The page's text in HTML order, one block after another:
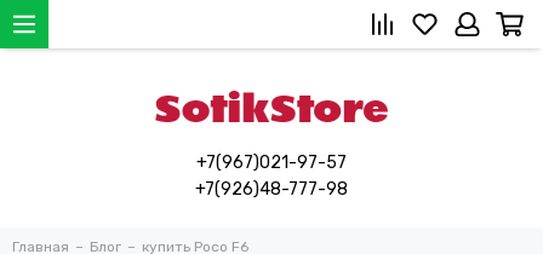
+7(967)021-97-57
+7(926)48-777-98
Главная Блог купить Poco F6